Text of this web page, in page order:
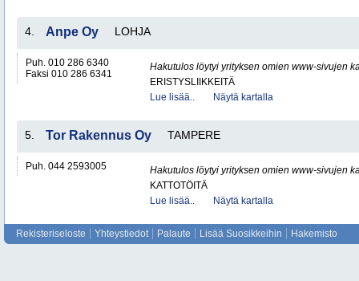
4. Anpe Oy LOHJA
Puh. 010 286 6340
Faksi 010 286 6341
Hakutulos löytyi yrityksen omien www-sivujen
ERISTYSLIIKKEITÄ
Lue lisää..
Näytä kartalla
5. Tor Rakennus Oy TAMPERE
Puh. 044 2593005
Hakutulos löytyi yrityksen omien www-sivujen
KATTOTÖITÄ
Lue lisää..
Näytä kartalla
Rekisteriseloste Yhteystiedot Palaute Lisää Suosikkeihin Hakemisto